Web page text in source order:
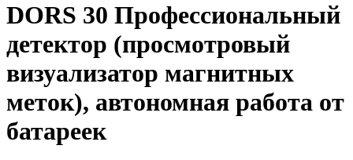
DORS 30 Профессиональный
детектор (просмотровый
визуализатор магнитных
меток), автономная работа от
батареек